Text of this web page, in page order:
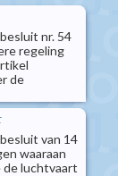
nr. 54
regeling
de
van 14
waaraan
luchtvaart